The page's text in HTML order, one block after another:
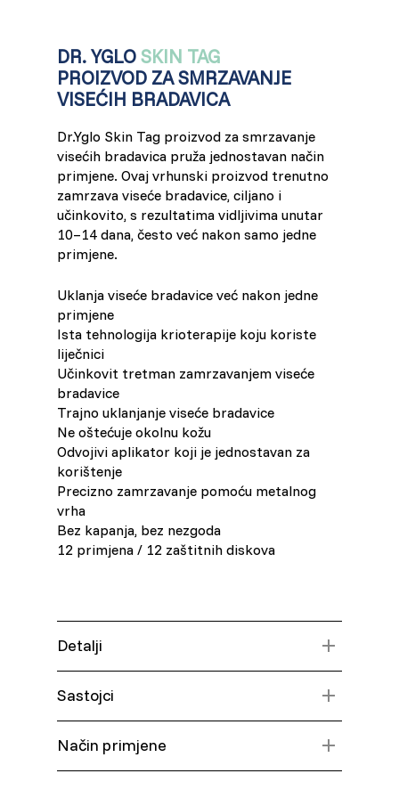
DR. YGLOSKIN TAG
PROIZVOD ZA SMRZAVANJE
VISEĆIH BRADAVICA
Dr.Yglo Skin Tag proizvod za smrzavanje
visećih bradavica pruža jednostavan način
primjene. Ovaj vrhunski proizvod trenutno
zamrzava viseće bradavice, ciljano i
učinkovito, s rezultatima vidljivima unutar
10–14 dana, često već nakon samo jedne
primjene.
Uklanja viseće bradavice već nakon jedne
primjene
Ista tehnologija krioterapije koju koriste
liječnici
Učinkovit tretman zamrzavanjem viseće
bradavice
Trajno uklanjanje viseće bradavice
Ne oštećuje okolnu kožu
Odvojivi aplikator koji je jednostavan za
korištenje
Precizno zamrzavanje pomoću metalnog
vrha
Bez kapanja, bez nezgoda
12 primjena / 12 zaštitnih diskova
Detalji
primjene
Ne oštećuje okolnu kožu
Ista krioterapijska tehnologija koju
koriste liječnici
Sastojci
rashladnim sredstvom (DME)
Način primjene
Finland (Finnish)
Hong Kong (Chinese)
India (Hindi)
Ireland (Irish)
Italy (Italian)
Kuwait (Arabic)
Latvia (Latvian)
Lithuania (Lithuanian)
Moldova (Moldovan)
Morocco (French)
Poland (Polish)
Serbia (Serbian)